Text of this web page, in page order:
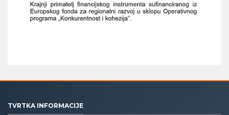
TVRTKA INFORMACIJE